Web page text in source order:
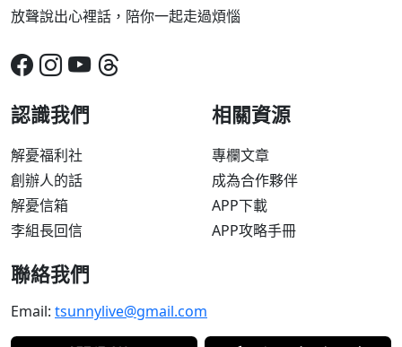
放聲說出心裡話，陪你一起走過煩惱
認識我們
解憂福利社
創辦人的話
解憂信箱
李組長回信
相關資源
專欄文章
成為合作夥伴
APP下載
APP攻略手冊
聯絡我們
Email: tsunnylive@gmail.com